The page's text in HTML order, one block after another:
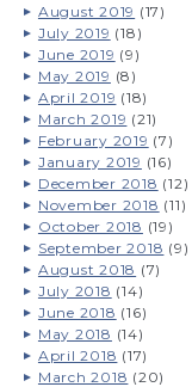
August 2019 (17)
July 2019 (18)
June 2019 (9)
May 2019 (8)
April 2019 (18)
March 2019 (21)
February 2019 (7)
January 2019 (16)
December 2018 (12)
November 2018 (11)
October 2018 (19)
September 2018 (9)
August 2018 (7)
July 2018 (14)
June 2018 (16)
May 2018 (14)
April 2018 (17)
March 2018 (20)